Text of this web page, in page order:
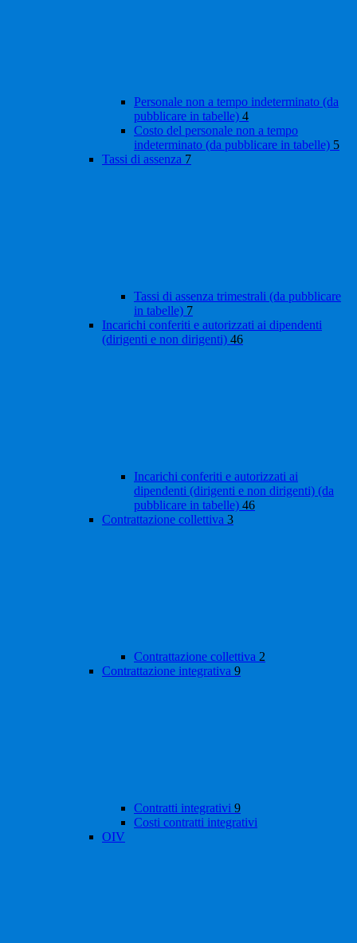
Personale non a tempo indeterminato (da
pubblicare in tabelle) 4
Costo del personale non a tempo
indeterminato (da pubblicare in tabelle) 5
Tassi di assenza 7
Tassi di assenza trimestrali (da pubblicare
in tabelle) 7
Incarichi conferiti e autorizzati ai dipendenti
(dirigenti e non dirigenti) 46
Incarichi conferiti e autorizzati ai
dipendenti (dirigenti e non dirigenti) (da
pubblicare in tabelle) 46
Contrattazione collettiva 3
Contrattazione collettiva 2
Contrattazione integrativa 9
Contratti integrativi 9
Costi contratti integrativi
OIV